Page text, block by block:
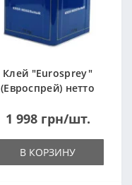
Клей "Eurosprey"
(Евроспрей) нетто
1 998 грн/шт.
В КОРЗИНУ